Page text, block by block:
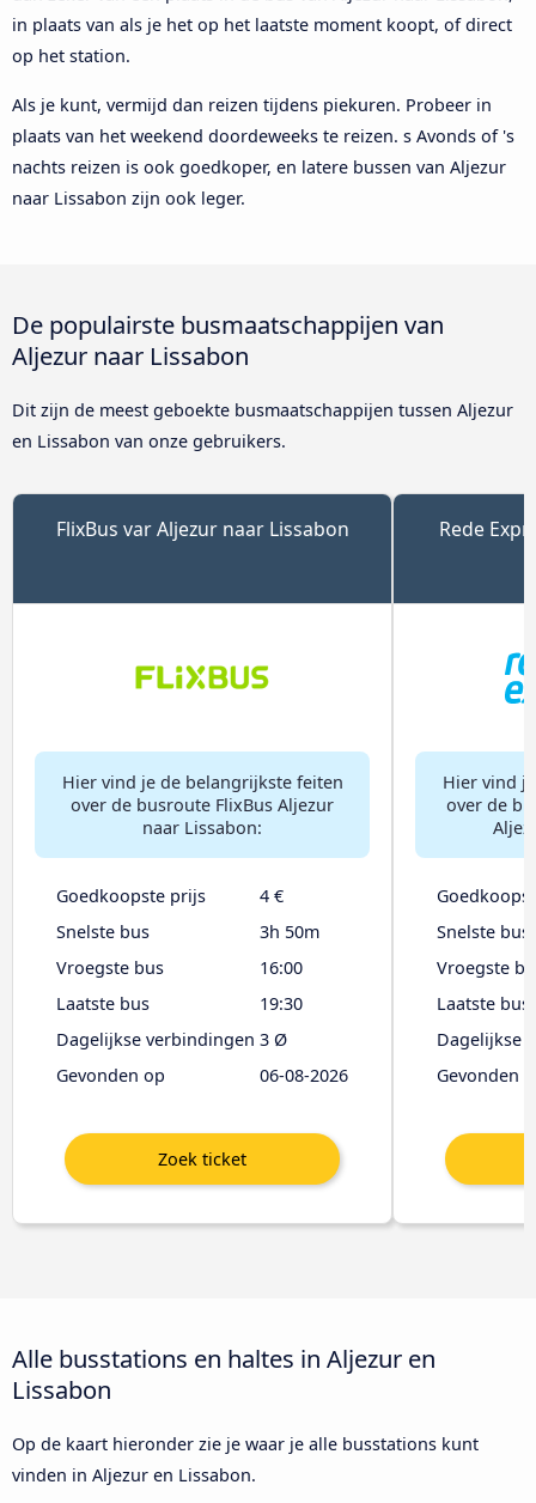
in plaats van als je het op het laatste moment koopt, of direct
op het station.
Als je kunt, vermijd dan reizen tijdens piekuren. Probeer in
plaats van het weekend doordeweeks te reizen. s Avonds of 's
nachts reizen is ook goedkoper, en latere bussen van Aljezur
naar Lissabon zijn ook leger.
De populairste busmaatschappijen van
Aljezur naar Lissabon
Dit zijn de meest geboekte busmaatschappijen tussen Aljezur
en Lissabon van onze gebruikers.
FlixBus var Aljezur naar Lissabon
Hier vind je de belangrijkste feiten
over de busroute FlixBus Aljezur
naar Lissabon:
Goedkoopste prijs
4 €
Snelste bus
3h 50m
Vroegste bus
16:00
Laatste bus
19:30
Dagelijkse verbindingen 3 Ø
Gevonden op
06-08-2026
Rede
Hier vind
over de
Snelste bus
Vroegste
Laatste bus
Dagelijkse
Gevonden
Alle busstations en haltes in Aljezur en
Lissabon
Op de kaart hieronder zie je waar je alle busstations kunt
vinden in Aljezur en Lissabon.